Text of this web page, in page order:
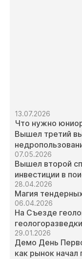
13.07.2026
Что нужно
Вышел третий
07.05.2026
Вышел второй
инвестиции в
28.04.2026
Магия
06.04.2026
На Съезде
29.01.2026
Демо День
как рынок начал